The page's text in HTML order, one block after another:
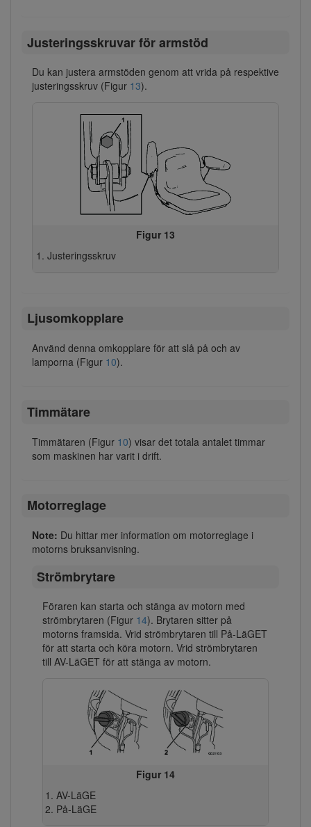
Justeringsskruvar för armstöd
Du kan justera armstöden genom att vrida på respektive
justeringsskruv (Figur 13).
Figur 13
Justeringsskruv
Ljusomkopplare
Använd denna omkopplare för att slå på och av
lamporna (Figur 10).
Timmätare
Timmätaren (Figur 10) visar det totala antalet timmar
som maskinen har varit i drift.
Motorreglage
Note: Du hittar mer information om motorreglage i
motorns bruksanvisning.
Strömbrytare
Föraren kan starta och stänga av motorn med
strömbrytaren (Figur 14). Brytaren sitter på
motorns framsida. Vrid strömbrytaren till På-LäGET
för att starta och köra motorn. Vrid strömbrytaren
till AV-LäGET för att stänga av motorn.
Figur 14
AV-LäGE
På-LäGE